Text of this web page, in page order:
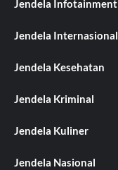
Jendela Infotainment
Jendela Internasional
Jendela Kesehatan
Jendela Kriminal
Jendela Kuliner
Jendela Nasional